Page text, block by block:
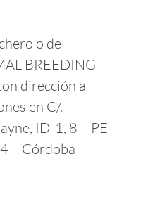
o del
BREEDING
dirección a
en C/.
ID-1, 8 – PE
– Córdoba